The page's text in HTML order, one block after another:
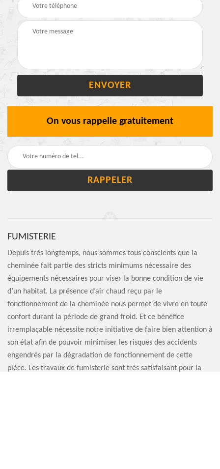
On vous rappelle gratuitement
FUMISTERIE
Depuis très longtemps, nous sommes tous conscients que la
cheminée fait partie des stricts minimums nécessaire des
équipements nécessaires pour viser la bonne condition de vie
d’un habitat. La présence d’air chaud reçu par le
fonctionnement de la cheminée nous permet de vivre en toute
confort durant la période de grand froid. Et ce bénéfice
irremplaçable nécessite notre initiative de faire bien attention à
son état afin de pouvoir minimiser les risques des accidents
engendrés par la dégradation de fonctionnement de cette
pièce. Les travaux de fumisterie sont très satisfaisant pour la